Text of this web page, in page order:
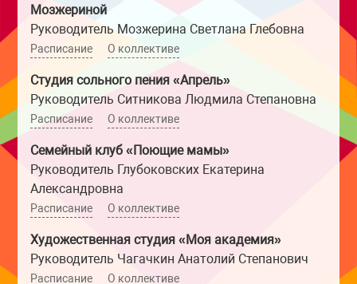
Мозжериной
Руководитель Мозжерина Светлана Глебовна
Расписание О коллективе
Студия сольного пения «Апрель»
Руководитель Ситникова Людмила Степановна
Расписание О коллективе
Семейный клуб «Поющие мамы»
Руководитель Глубоковских Екатерина
Александровна
Расписание О коллективе
Художественная студия «Моя академия»
Руководитель Чагачкин Анатолий Степанович
Расписание О коллективе